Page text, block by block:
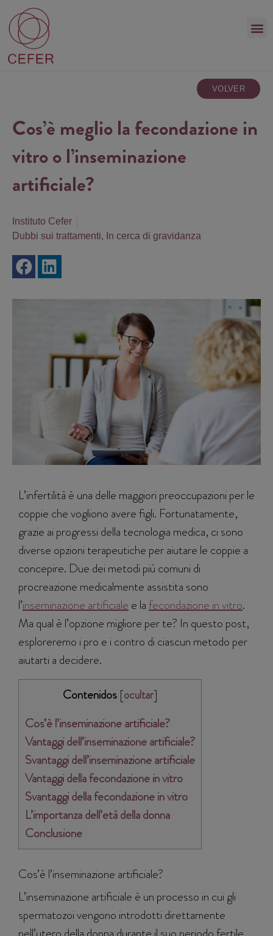
VOLVER
Cos’è meglio la fecondazione in
vitro o l’inseminazione
artificiale?
Instituto Cefer
Dubbi sui trattamenti, In cerca di gravidanza
L’infertilità è una delle maggiori preoccupazioni per le
coppie che vogliono avere figli. Fortunatamente,
grazie ai progressi della tecnologia medica, ci sono
diverse opzioni terapeutiche per aiutare le coppie a
concepire. Due dei metodi più comuni di
procreazione medicalmente assistita sono
l’inseminazione artificialee lafecondazione in vitro.
Ma qual è l’opzione migliore per te? In questo post,
esploreremo i pro e i contro di ciascun metodo per
aiutarti a decidere.
Contenidos [ocultar]
Cos’è l’inseminazione artificiale?
Vantaggi dell’inseminazione artificiale?
Svantaggi dell’inseminazione artificiale
Vantaggi della fecondazione in vitro
Svantaggi della fecondazione in vitro
L’importanza dell’età della donna
Conclusione
Cos’è l’inseminazione artificiale?
L’inseminazione artificiale è un processo in cui gli
spermatozoi vengono introdotti direttamente